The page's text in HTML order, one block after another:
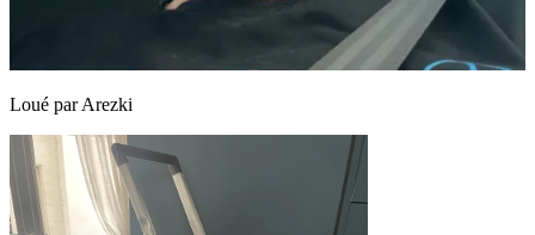
Loué parArezki